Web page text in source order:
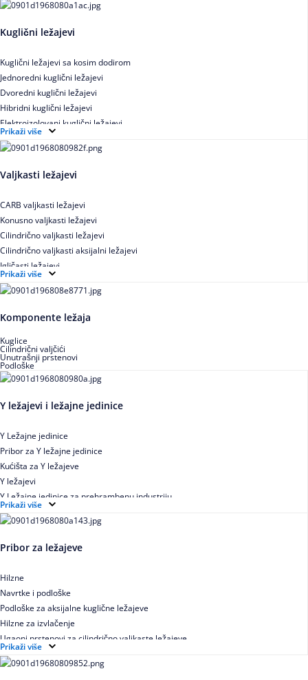
Kuglični ležajevi
Kuglični ležajevi sa kosim dodirom
Jednoredni kuglični ležajevi
Dvoredni kuglični ležajevi
Hibridni kuglični ležajevi
Elektroizolovani kuglični ležajevi
Samopodesivi kuglični ležajevi
Aksijalni kuglični ležajevi
Kuglični ležajevi od nerđajućeg čelika
Prikaži više
Valjkasti ležajevi
CARB valjkasti ležajevi
Konusno valjkasti ležajevi
Cilindrično valjkasti ležajevi
Cilindrično valjkasti aksijalni ležajevi
Igličasti ležajevi
Igličasti aksijalni ležajevi
Buričasti ležajevi
Buričasti zaptiveni ležajevi
Buričasti aksijalni ležajevi
Prikaži više
Komponente ležaja
Kuglice
Cilindrični valjčići
Unutrašnji prstenovi
Podloške
Y ležajevi i ležajne jedinice
Y Ležajne jedinice
Pribor za Y ležajne jedinice
Kućišta za Y ležajeve
Y ležajevi
Y Ležajne jedinice za prehrambenu industriju
Ležajne jedinice sa valjkastim ležajevima
Prikaži više
Pribor za ležajeve
Hilzne
Navrtke i podloške
Podloške za aksijalne kuglične ležajeve
Hilzne za izvlačenje
Ugaoni prstenovi za cilindrično valjkaste ležajeve
Prikaži više